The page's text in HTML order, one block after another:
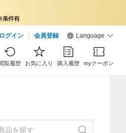
ログイン 会員登録 Language
覧履歴 お気に入り 購入履歴 myクーポン